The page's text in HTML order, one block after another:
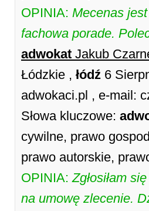
OPINIA: Mecenas
fachowa porade.
adwokat Jakub
Łódzkie , łódź 6
adwokaci.pl , e-mail:
Słowa kluczowe:
cywilne, prawo
prawo autorskie,
OPINIA:Zgłosiłam
na umowę zlecenie.